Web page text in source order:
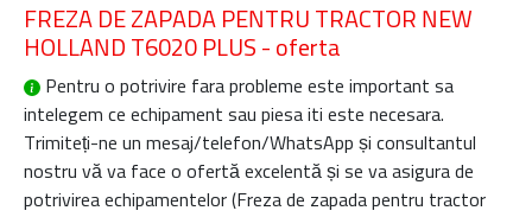
FREZA DE ZAPADA PENTRU TRACTOR NEW
HOLLAND T6020 PLUS - oferta
Pentru o potrivire fara probleme este important sa
intelegem ce echipament sau piesa iti este necesara.
Trimiteți-ne un mesaj/telefon/WhatsApp și consultantul
nostru vă va face o ofertă excelentă și se va asigura de
potrivirea echipamentelor (Freza de zapada pentru tractor